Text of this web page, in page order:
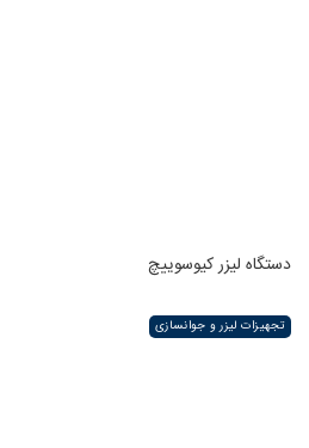
دستگاه لیزر کیوسوییچ
تجهیزات لیزر و جوانسازی